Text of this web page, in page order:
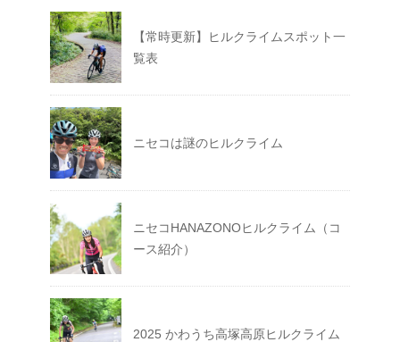
【常時更新】ヒルクライムスポット一
覧表
ニセコは謎のヒルクライム
ニセコHANAZONOヒルクライム（コ
ース紹介）
2025 かわうち高塚高原ヒルクライム